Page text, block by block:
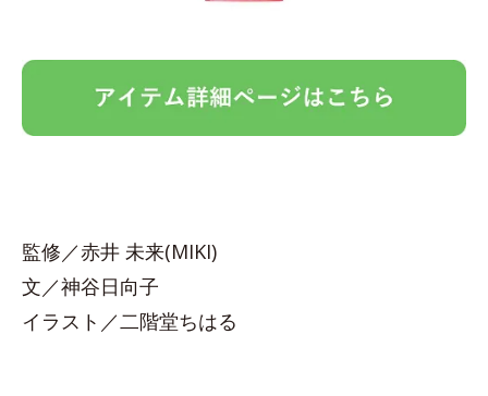
監修／赤井 未来(MIKI)
文／神谷日向子
イラスト／二階堂ちはる